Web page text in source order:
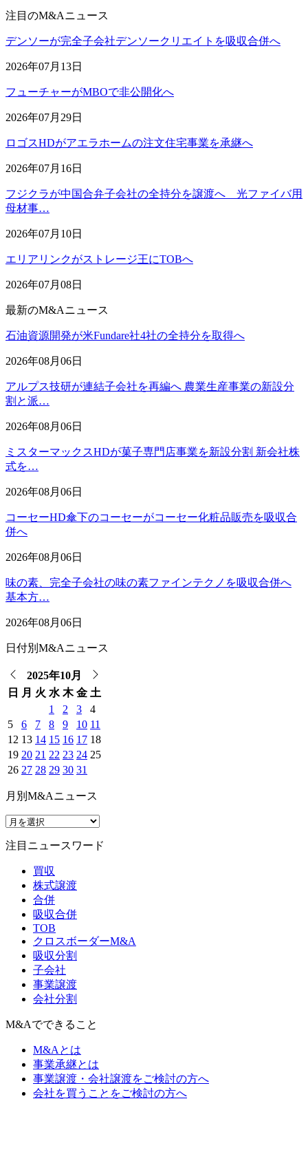
注目のM&Aニュース
デンソーが完全子会社デンソークリエイトを吸収合併へ
2026年07月13日
フューチャーがMBOで非公開化へ
2026年07月29日
ロゴスHDがアエラホームの注文住宅事業を承継へ
2026年07月16日
フジクラが中国合弁子会社の全持分を譲渡へ 光ファイバ用
母材事…
2026年07月10日
エリアリンクがストレージ王にTOBへ
2026年07月08日
最新のM&Aニュース
石油資源開発が米Fundare社4社の全持分を取得へ
2026年08月06日
アルプス技研が連結子会社を再編へ 農業生産事業の新設分
割と派…
2026年08月06日
ミスターマックスHDが菓子専門店事業を新設分割 新会社株
式を…
2026年08月06日
コーセーHD傘下のコーセーがコーセー化粧品販売を吸収合
併へ
2026年08月06日
味の素、完全子会社の味の素ファインテクノを吸収合併へ
基本方…
2026年08月06日
日付別M&Aニュース
2025年10月
日
月 火 水 木 金 土
1
2 3
4
5
6 7 8 9 10 11
12 13 14 15 16 17 18
19 20 21 22 23 24 25
26 27 28 29 30 31
月別M&Aニュース
注目ニュースワード
買収
株式譲渡
合併
吸収合併
TOB
クロスボーダーM&A
吸収分割
子会社
事業譲渡
会社分割
M&Aでできること
M&Aとは
事業承継とは
事業譲渡・会社譲渡をご検討の方へ
会社を買うことをご検討の方へ